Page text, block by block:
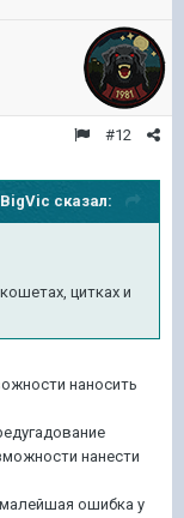
#12
BigVic сказал:
цитках и
наносить
нанести
ошибка у